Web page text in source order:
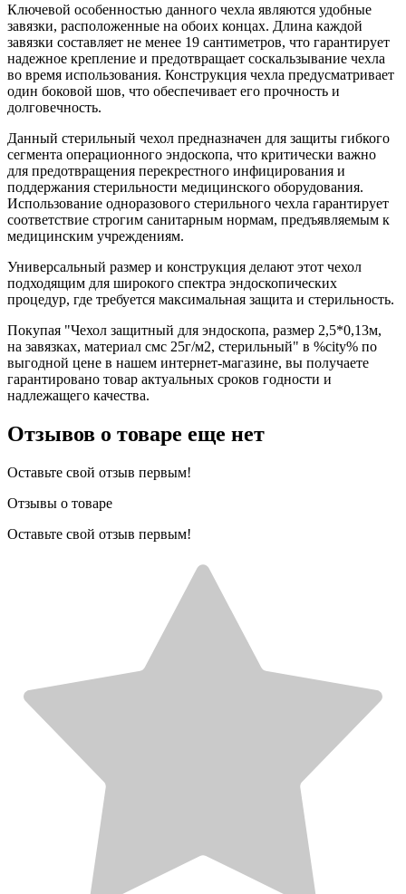
Ключевой особенностью данного чехла являются удобные
завязки, расположенные на обоих концах. Длина каждой
завязки составляет не менее 19 сантиметров, что гарантирует
надежное крепление и предотвращает соскальзывание чехла
во время использования. Конструкция чехла предусматривает
один боковой шов, что обеспечивает его прочность и
долговечность.
Данный стерильный чехол предназначен для защиты гибкого
сегмента операционного эндоскопа, что критически важно
для предотвращения перекрестного инфицирования и
поддержания стерильности медицинского оборудования.
Использование одноразового стерильного чехла гарантирует
соответствие строгим санитарным нормам, предъявляемым к
медицинским учреждениям.
Универсальный размер и конструкция делают этот чехол
подходящим для широкого спектра эндоскопических
процедур, где требуется максимальная защита и стерильность.
Покупая "Чехол защитный для эндоскопа, размер 2,5*0,13м,
на завязках, материал смс 25г/м2, стерильный" в %city% по
выгодной цене в нашем интернет-магазине, вы получаете
гарантировано товар актуальных сроков годности и
надлежащего качества.
Отзывов о товаре еще нет
Оставьте свой отзыв первым!
Отзывы о товаре
Оставьте свой отзыв первым!